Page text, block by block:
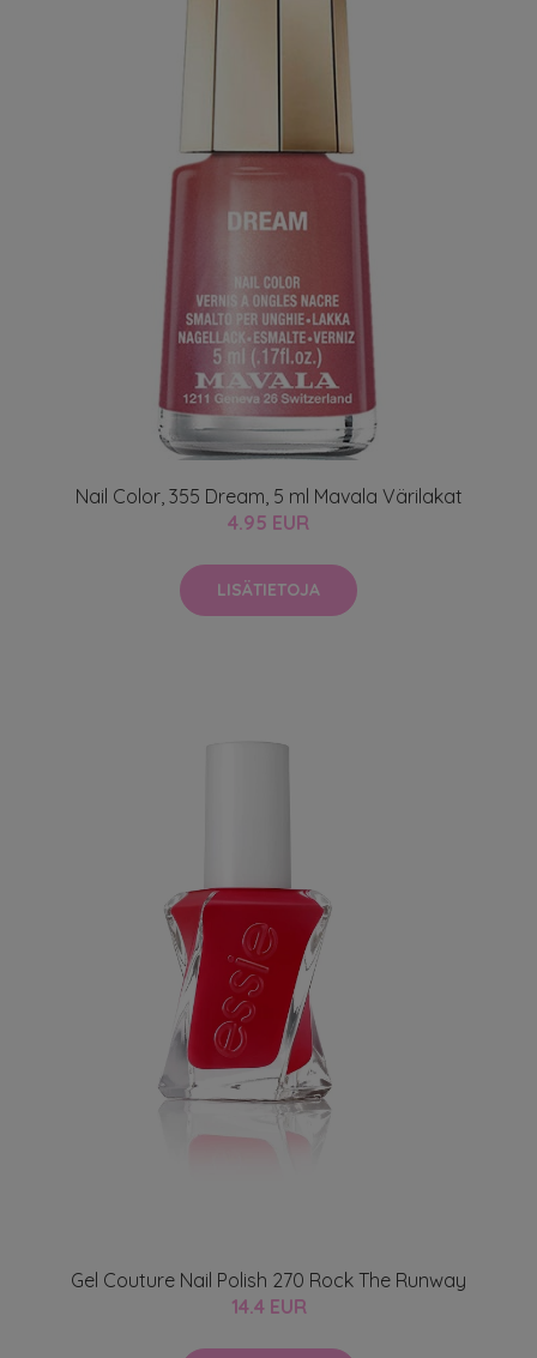
Nail Color, 355 Dream, 5 ml Mavala Värilakat
4.95 EUR
LISÄTIETOJA
Gel Couture Nail Polish 270 Rock The Runway
14.4 EUR